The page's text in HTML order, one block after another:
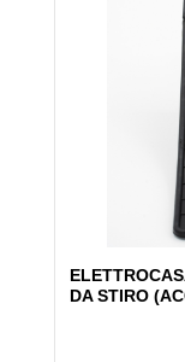
DA STIRO